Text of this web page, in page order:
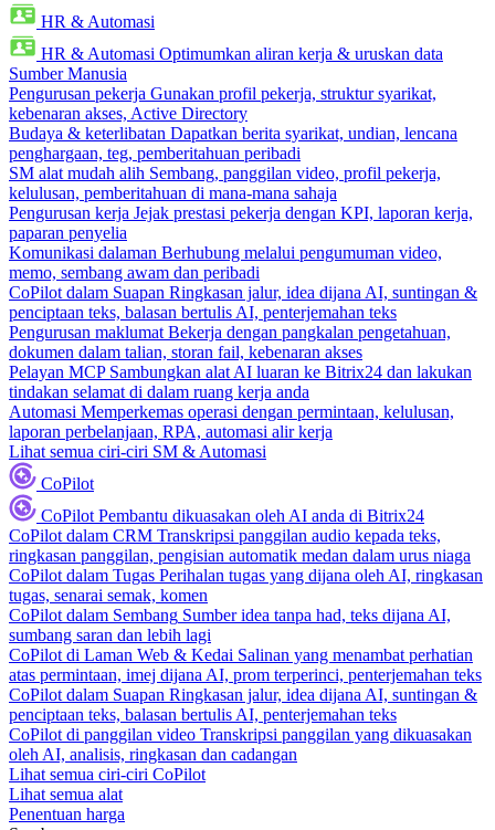
HR & Automasi
HR & Automasi Optimumkan aliran kerja & uruskan data
Sumber Manusia
Pengurusan pekerja Gunakan profil pekerja, struktur syarikat,
kebenaran akses, Active Directory
Budaya & keterlibatan Dapatkan berita syarikat, undian, lencana
penghargaan, teg, pemberitahuan peribadi
SM alat mudah alih Sembang, panggilan video, profil pekerja,
kelulusan, pemberitahuan di mana-mana sahaja
Pengurusan kerja Jejak prestasi pekerja dengan KPI, laporan kerja,
paparan penyelia
Komunikasi dalaman Berhubung melalui pengumuman video,
memo, sembang awam dan peribadi
CoPilot dalam Suapan Ringkasan jalur, idea dijana AI, suntingan &
penciptaan teks, balasan bertulis AI, penterjemahan teks
Pengurusan maklumat Bekerja dengan pangkalan pengetahuan,
dokumen dalam talian, storan fail, kebenaran akses
Pelayan MCP Sambungkan alat AI luaran ke Bitrix24 dan lakukan
tindakan selamat di dalam ruang kerja anda
Automasi Memperkemas operasi dengan permintaan, kelulusan,
laporan perbelanjaan, RPA, automasi alir kerja
Lihat semua ciri-ciri SM & Automasi
CoPilot
CoPilot Pembantu dikuasakan oleh AI anda di Bitrix24
CoPilot dalam CRM Transkripsi panggilan audio kepada teks,
ringkasan panggilan, pengisian automatik medan dalam urus niaga
CoPilot dalam Tugas Perihalan tugas yang dijana oleh AI, ringkasan
tugas, senarai semak, komen
CoPilot dalam Sembang Sumber idea tanpa had, teks dijana AI,
sumbang saran dan lebih lagi
CoPilot di Laman Web & Kedai Salinan yang menambat perhatian
atas permintaan, imej dijana AI, prom terperinci, penterjemahan teks
CoPilot dalam Suapan Ringkasan jalur, idea dijana AI, suntingan &
penciptaan teks, balasan bertulis AI, penterjemahan teks
CoPilot di panggilan video Transkripsi panggilan yang dikuasakan
oleh AI, analisis, ringkasan dan cadangan
Lihat semua ciri-ciri CoPilot
Lihat semua alat
Penentuan harga